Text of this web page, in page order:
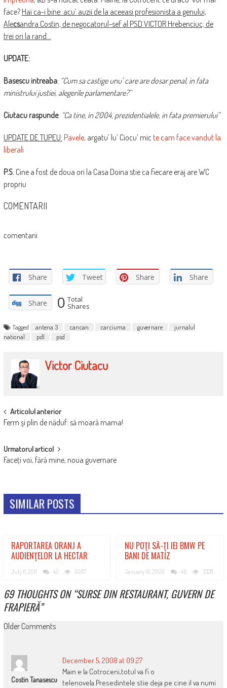
face? Hai ca-i bine: acu’ auzii de la aceeasi profesionista a genului,
Alecsandra Costin, de negocatorul-sef al PSD VICTOR Hrebenciuc; de
trei ori la rand…
UPDATE:
Basescu intreaba: “Cum sa castige unu’ care are dosar penal, in fata
ministrului justiei, alegerile parlamentare?”
Ciutacu raspunde: “Ca tine, in 2004, prezidentialele, in fata premierului”
UPDATE DE TUPEU: Pavele, argatu’ lu’ Ciocu’ micte cam face vandut la
liberali
P.S.Cine a fost de doua ori la Casa Doina stie ca fiecare eraj are WC
propriu
COMENTARII
comentarii
Share Tweet Share Share
Share 0 Total
Shares
Tagged antena 3 cancan carciuma guvernare
jurnalul
national
pdl psd
Victor Ciutacu
POST
NAVIGATION
Articolul anterior
Ferm şi plin de năduf: să moară mama!
Urmatorul articol
Faceţi voi, fără mine, noua guvernare
SIMILAR POSTS
RAPORTAREA ORANJ A
AUDIENŢELOR LA HECTAR
July 11, 2011 42 5067
NU POŢI SĂ-ŢI IEI BMW PE
BANI DE MATIZ
January 16, 2009 46 3328
69 THOUGHTS ON “SURSE DIN RESTAURANT, GUVERN DE
FRAPIERĂ”
COMMENT
Older Comments
Costin Tanasescu
December 5, 2008 at 09:27
Main e la Cotroceni,totul va fi o
telenovela.Presedintele stie deja pe cine il va numi